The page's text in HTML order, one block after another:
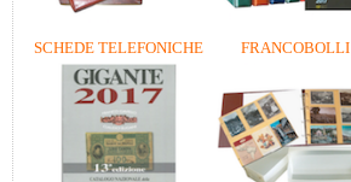
SCHEDE TELEFONICHE FRANCOBOLLI